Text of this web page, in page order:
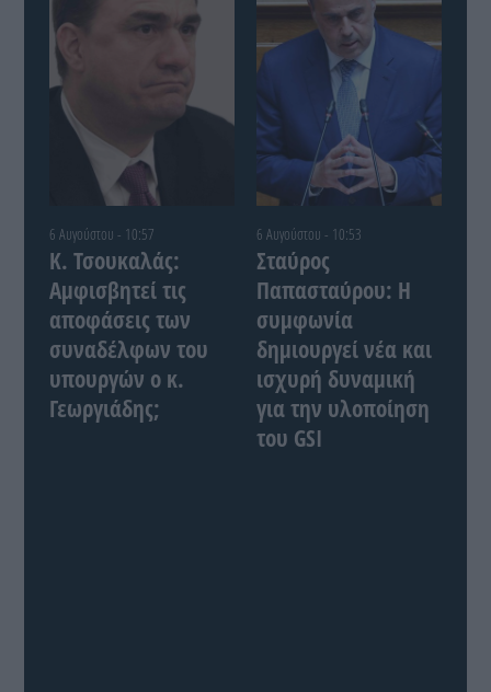
6 Αυγούστου - 10:57
Κ. Τσουκαλάς:
Αμφισβητεί τις
αποφάσεις των
συναδέλφων του
υπουργών ο κ.
Γεωργιάδης;
6 Αυγούστου - 10:53
Σταύρος
Παπασταύρου: Η
συμφωνία
δημιουργεί νέα και
ισχυρή δυναμική
για την υλοποίηση
του GSI